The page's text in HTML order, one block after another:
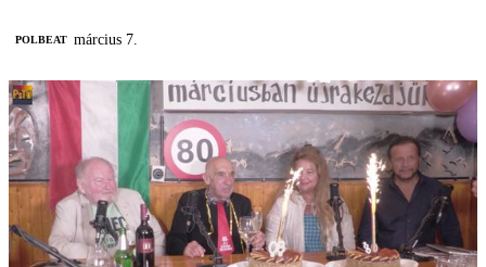
‎POLBEAT március 7.